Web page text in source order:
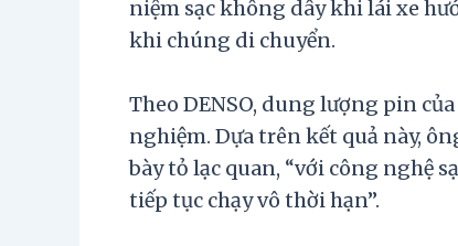
niệm sạc không dây khi lái xe
khi chúng di chuyển.
Theo DENSO, dung lượng pin
nghiệm. Dựa trên kết quả này,
bày tỏ lạc quan, “với công nghệ
tiếp tục chạy vô thời hạn”.